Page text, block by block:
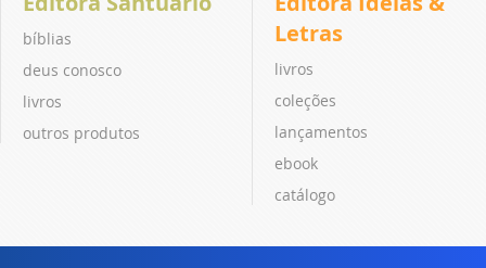
bíblias
deus conosco
livros
outros produtos
Letras
livros
coleções
lançamentos
ebook
catálogo